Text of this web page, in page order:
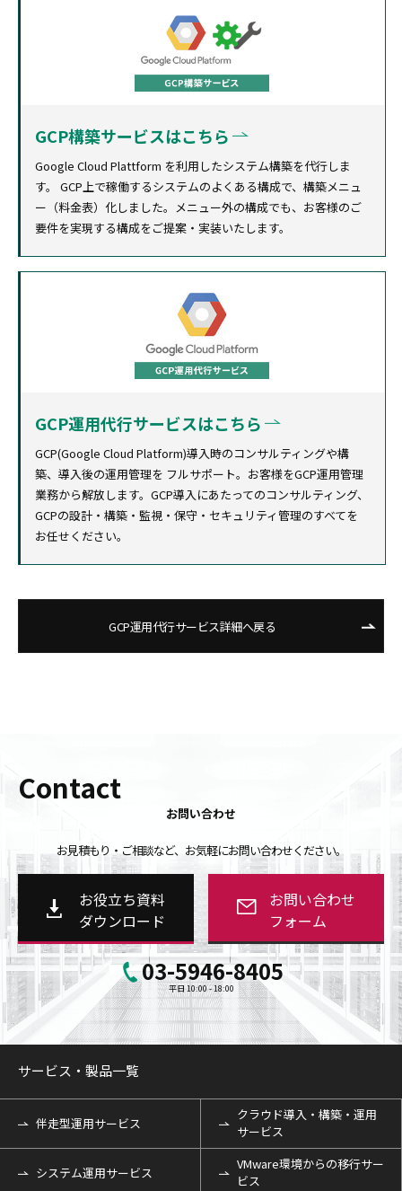
GCP構築サービスはこちら
Google Cloud Plattform を利用したシステム構築を代行しま
す。 GCP上で稼働するシステムのよくある構成で、構築メニュ
ー（料金表）化しました。メニュー外の構成でも、お客様のご
要件を実現する構成をご提案・実装いたします。
GCP運用代行サービスはこちら
GCP(Google Cloud Platform)導入時のコンサルティングや構
築、導入後の運用管理を フルサポート。お客様をGCP運用管理
業務から解放します。GCP導入にあたってのコンサルティング、
GCPの設計・構築・監視・保守・セキュリティ管理のすべてを
お任せください。
GCP運用代行サービス詳細へ戻る
Contact
お問い合わせ
お見積もり・ご相談など、お気軽にお問い合わせください。
お役立ち資料
ダウンロード
お問い合わせ
フォーム
03-5946-8405
平日 10:00 - 18:00
サービス・製品一覧
伴走型運用サービス
クラウド導入・構築・運用
サービス
システム運用サービス
VMware環境からの移行サー
ビス